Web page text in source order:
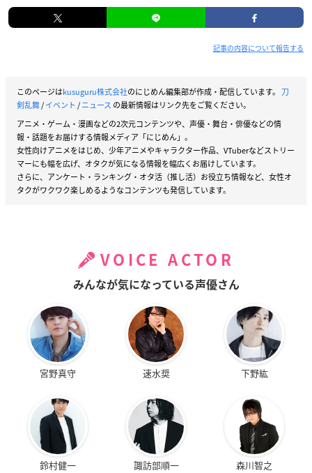
記事の内容について報告する
このページはkusuguru株式会社のにじめん編集部が作成・配信しています。 刀
剣乱舞/イベント /ニュース の最新情報はリンク先をご覧ください。
アニメ・ゲーム・漫画などの2次元コンテンツや、声優・舞台・俳優などの情
報・話題をお届けする情報メディア「にじめん」。
女性向けアニメをはじめ、少年アニメやキャラクター作品、VTuberなどストリー
マーにも幅を広げ、オタクが気になる情報を幅広くお届けしています。
さらに、アンケート・ランキング・オタ活（推し活）お役立ち情報など、女性オ
タクがワクワク楽しめるようなコンテンツも発信しています。
VOICE ACTOR
みんなが気になっている声優さん
宮野真守 速水奨 下野紘
鈴村健一 諏訪部順一 森川智之